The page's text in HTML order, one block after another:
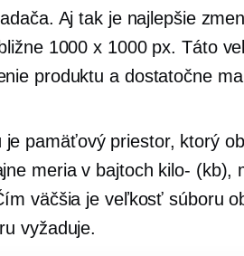
Aj tak je najlepšie
1000 x 1000 px. Táto
produktu a dostatočne
je pamäťový priestor, ktorý
meria v bajtoch kilo- (kb),
väčšia je veľkosť súboru
vyžaduje.